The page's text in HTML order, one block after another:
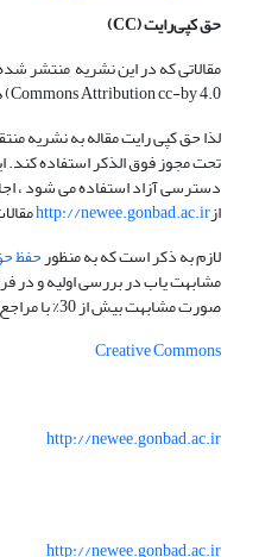
حق کپی‌رایت(CC)
Commons Attribution cc-by 4.0) هستند.
لذا حق کپی رایت مقاله به نشریه
تحت مجوز فوق الذکر استفاده کند.
دسترسی آزاد استفاده می شود ،
ازhttp://newee.gonbad.ac.ir
لازم به ذکر است که به منظورحفظ
مشابهت یاب در بررسی اولیه و در
صورت مشابهت بیش از 30% با مراجع موجود قبلی، مقاله رد خواهد شد.
Creative Commons
http://newee.gonbad.ac.ir
http://newee.gonbad.ac.ir